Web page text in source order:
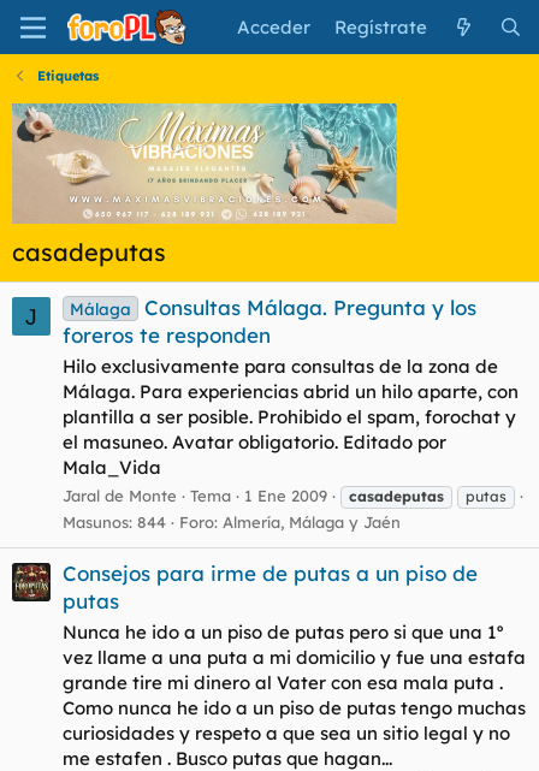
Acceder Regístrate
Etiquetas
casadeputas
J Málaga
Consultas Málaga. Pregunta y los
foreros te responden
Hilo exclusivamente para consultas de la zona de
Málaga. Para experiencias abrid un hilo aparte, con
plantilla a ser posible. Prohibido el spam, forochat y
el masuneo. Avatar obligatorio. Editado por
Mala_Vida
Jaral de Monte Tema 1 Ene 2009 casadeputas putas
Masunos: 844 Foro: Almería, Málaga y Jaén
Consejos para irme de putas a un piso de
putas
Nunca he ido a un piso de putas pero si que una 1º
vez llame a una puta a mi domicilio y fue una estafa
grande tire mi dinero al Vater con esa mala puta .
Como nunca he ido a un piso de putas tengo muchas
curiosidades y respeto a que sea un sitio legal y no
me estafen . Busco putas que hagan...